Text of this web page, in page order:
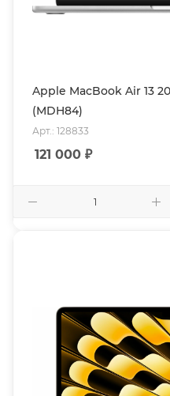
Apple MacBook Air 13
(MDH84)
Арт.: 128833
121 000 ₽